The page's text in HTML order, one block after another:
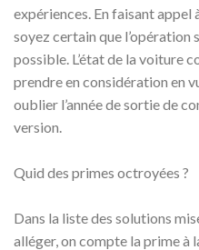
expériences. En faisant appel
soyez certain que l’opération
possible. L’état de la voiture
prendre en considération en
oublier l’année de sortie de
version.
Quid des primes octroyées ?
Dans la liste des solutions
alléger, on compte la prime à